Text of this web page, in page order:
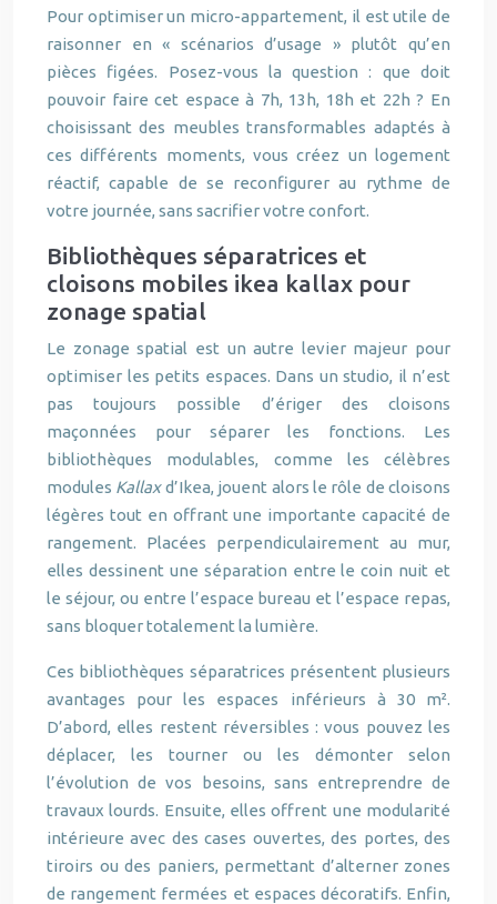
Pour optimiser un micro-appartement, il est utile de
raisonner en « scénarios d’usage » plutôt qu’en
pièces figées. Posez-vous la question : que doit
pouvoir faire cet espace à 7h, 13h, 18h et 22h ? En
choisissant des meubles transformables adaptés à
ces différents moments, vous créez un logement
réactif, capable de se reconfigurer au rythme de
votre journée, sans sacrifier votre confort.
Bibliothèques séparatrices et
cloisons mobiles ikea kallax pour
zonage spatial
Le zonage spatial est un autre levier majeur pour
optimiser les petits espaces. Dans un studio, il n’est
pas toujours possible d’ériger des cloisons
maçonnées pour séparer les fonctions. Les
bibliothèques modulables, comme les célèbres
modules Kallaxd’Ikea, jouent alors le rôle de cloisons
légères tout en offrant une importante capacité de
rangement. Placées perpendiculairement au mur,
elles dessinent une séparation entre le coin nuit et
le séjour, ou entre l’espace bureau et l’espace repas,
sans bloquer totalement la lumière.
Ces bibliothèques séparatrices présentent plusieurs
avantages pour les espaces inférieurs à 30 m².
D’abord, elles restent réversibles : vous pouvez les
déplacer, les tourner ou les démonter selon
l’évolution de vos besoins, sans entreprendre de
travaux lourds. Ensuite, elles offrent une modularité
intérieure avec des cases ouvertes, des portes, des
tiroirs ou des paniers, permettant d’alterner zones
de rangement fermées et espaces décoratifs. Enfin,